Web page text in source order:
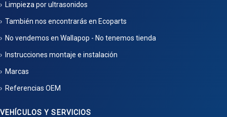
Limpieza por ultrasonidos
También nos encontrarás en Ecoparts
No vendemos en Wallapop - No tenemos tienda
Instrucciones montaje e instalación
Marcas
Referencias OEM
VEHÍCULOS Y SERVICIOS